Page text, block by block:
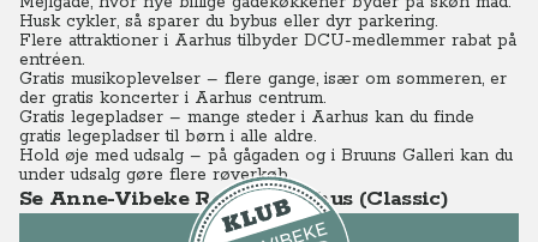
Husk cykler, så sparer du bybus eller dyr parkering.
Flere attraktioner i Aarhus tilbyder DCU-medlemmer rabat på
entréen.
Gratis musikoplevelser – flere gange, især om sommeren, er
der gratis koncerter i Aarhus centrum.
Gratis legepladser – mange steder i Aarhus kan du finde
gratis legepladser til børn i alle aldre.
Hold øje med udsalg – på gågaden og i Bruuns Galleri kan du
under udsalg gøre flere røverkøb.
Se Anne-Vibeke Rejser - Aarhus (Classic)